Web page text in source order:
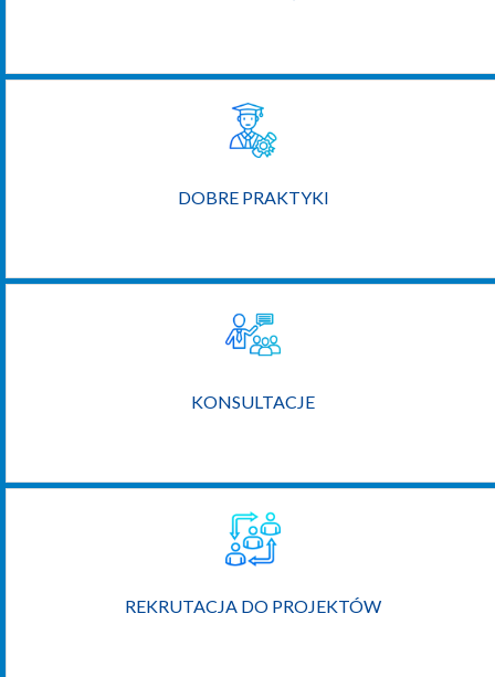
DOBRE PRAKTYKI
KONSULTACJE
REKRUTACJA DO PROJEKTÓW